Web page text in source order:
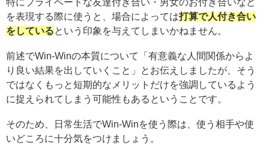
特にプライベートな友達付き合い・男女のお付き合いなど
を表現する際に使うと、場合によっては打算で人付き合い
をしているという印象を与えてしまいかねません。
前述でWin-Winの本質について「有意義な人間関係からよ
り良い結果を出していくこと」とお伝えしましたが、そう
ではなくもっと短期的なメリットだけを強調しているよう
に捉えられてしまう可能性もあるということです。
そのため、日常生活でWin-Winを使う際は、使う相手や使
いどころに十分気をつけましょう。